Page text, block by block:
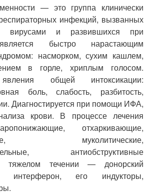
— это группа клинически
инфекций, вызванных
вирусами и развившихся при
быстро нарастающим
насморком, сухим кашлем,
в горле, хриплым голосом.
общей интоксикации:
боль, слабость, разбитость,
Диагностируется при помощи ИФА,
крови. В процессе лечения
отхаркивающие,
муколитические,
антиобструктивные
тяжелом течении — донорский
интерферон, его индукторы,